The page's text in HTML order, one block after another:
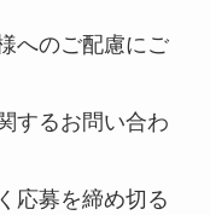
へのご配慮にご
するお問い合わ
応募を締め切る